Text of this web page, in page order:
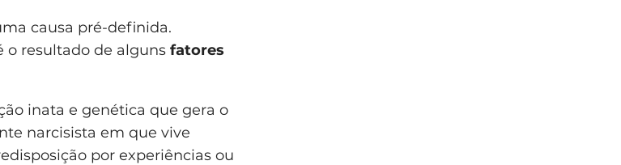
causa pré-definida.
o resultado de alguns fatores
inata e genética que gera o
narcisista em que vive
por experiências ou